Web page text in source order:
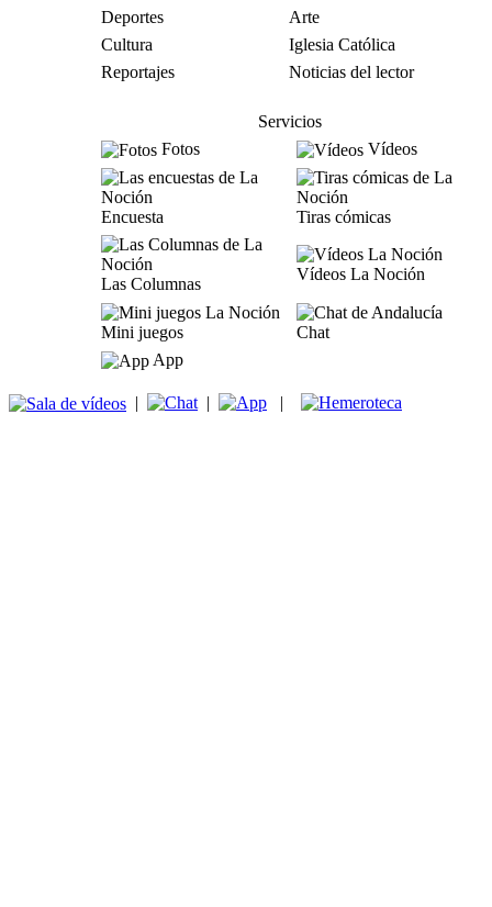
Deportes
Arte
Cultura
Iglesia Católica
Reportajes
Noticias del lector
Servicios
Fotos
Vídeos
Encuesta Tiras cómicas
Las Columnas
Vídeos La Noción
Mini juegos
Chat
App
| | |